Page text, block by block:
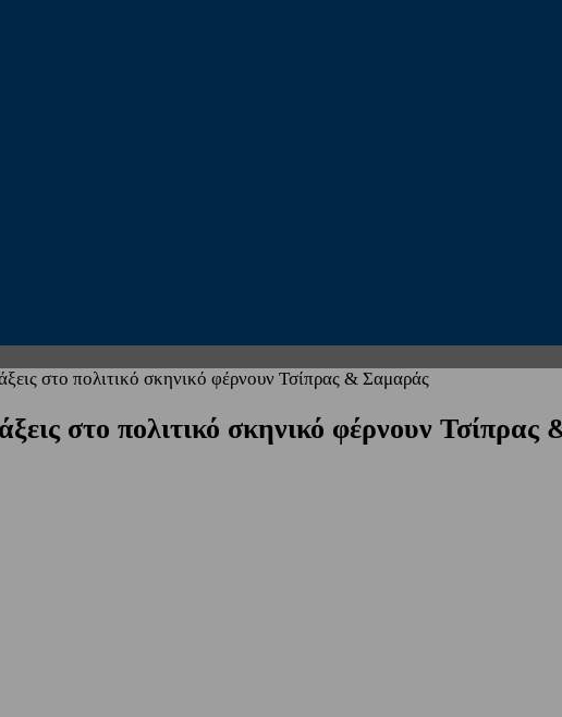
στο πολιτικό σκηνικό φέρνουν Τσίπρας & Σαμαράς
στο πολιτικό σκηνικό φέρνουν